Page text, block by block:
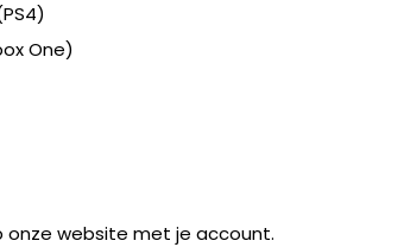
One)
onze website met je account.